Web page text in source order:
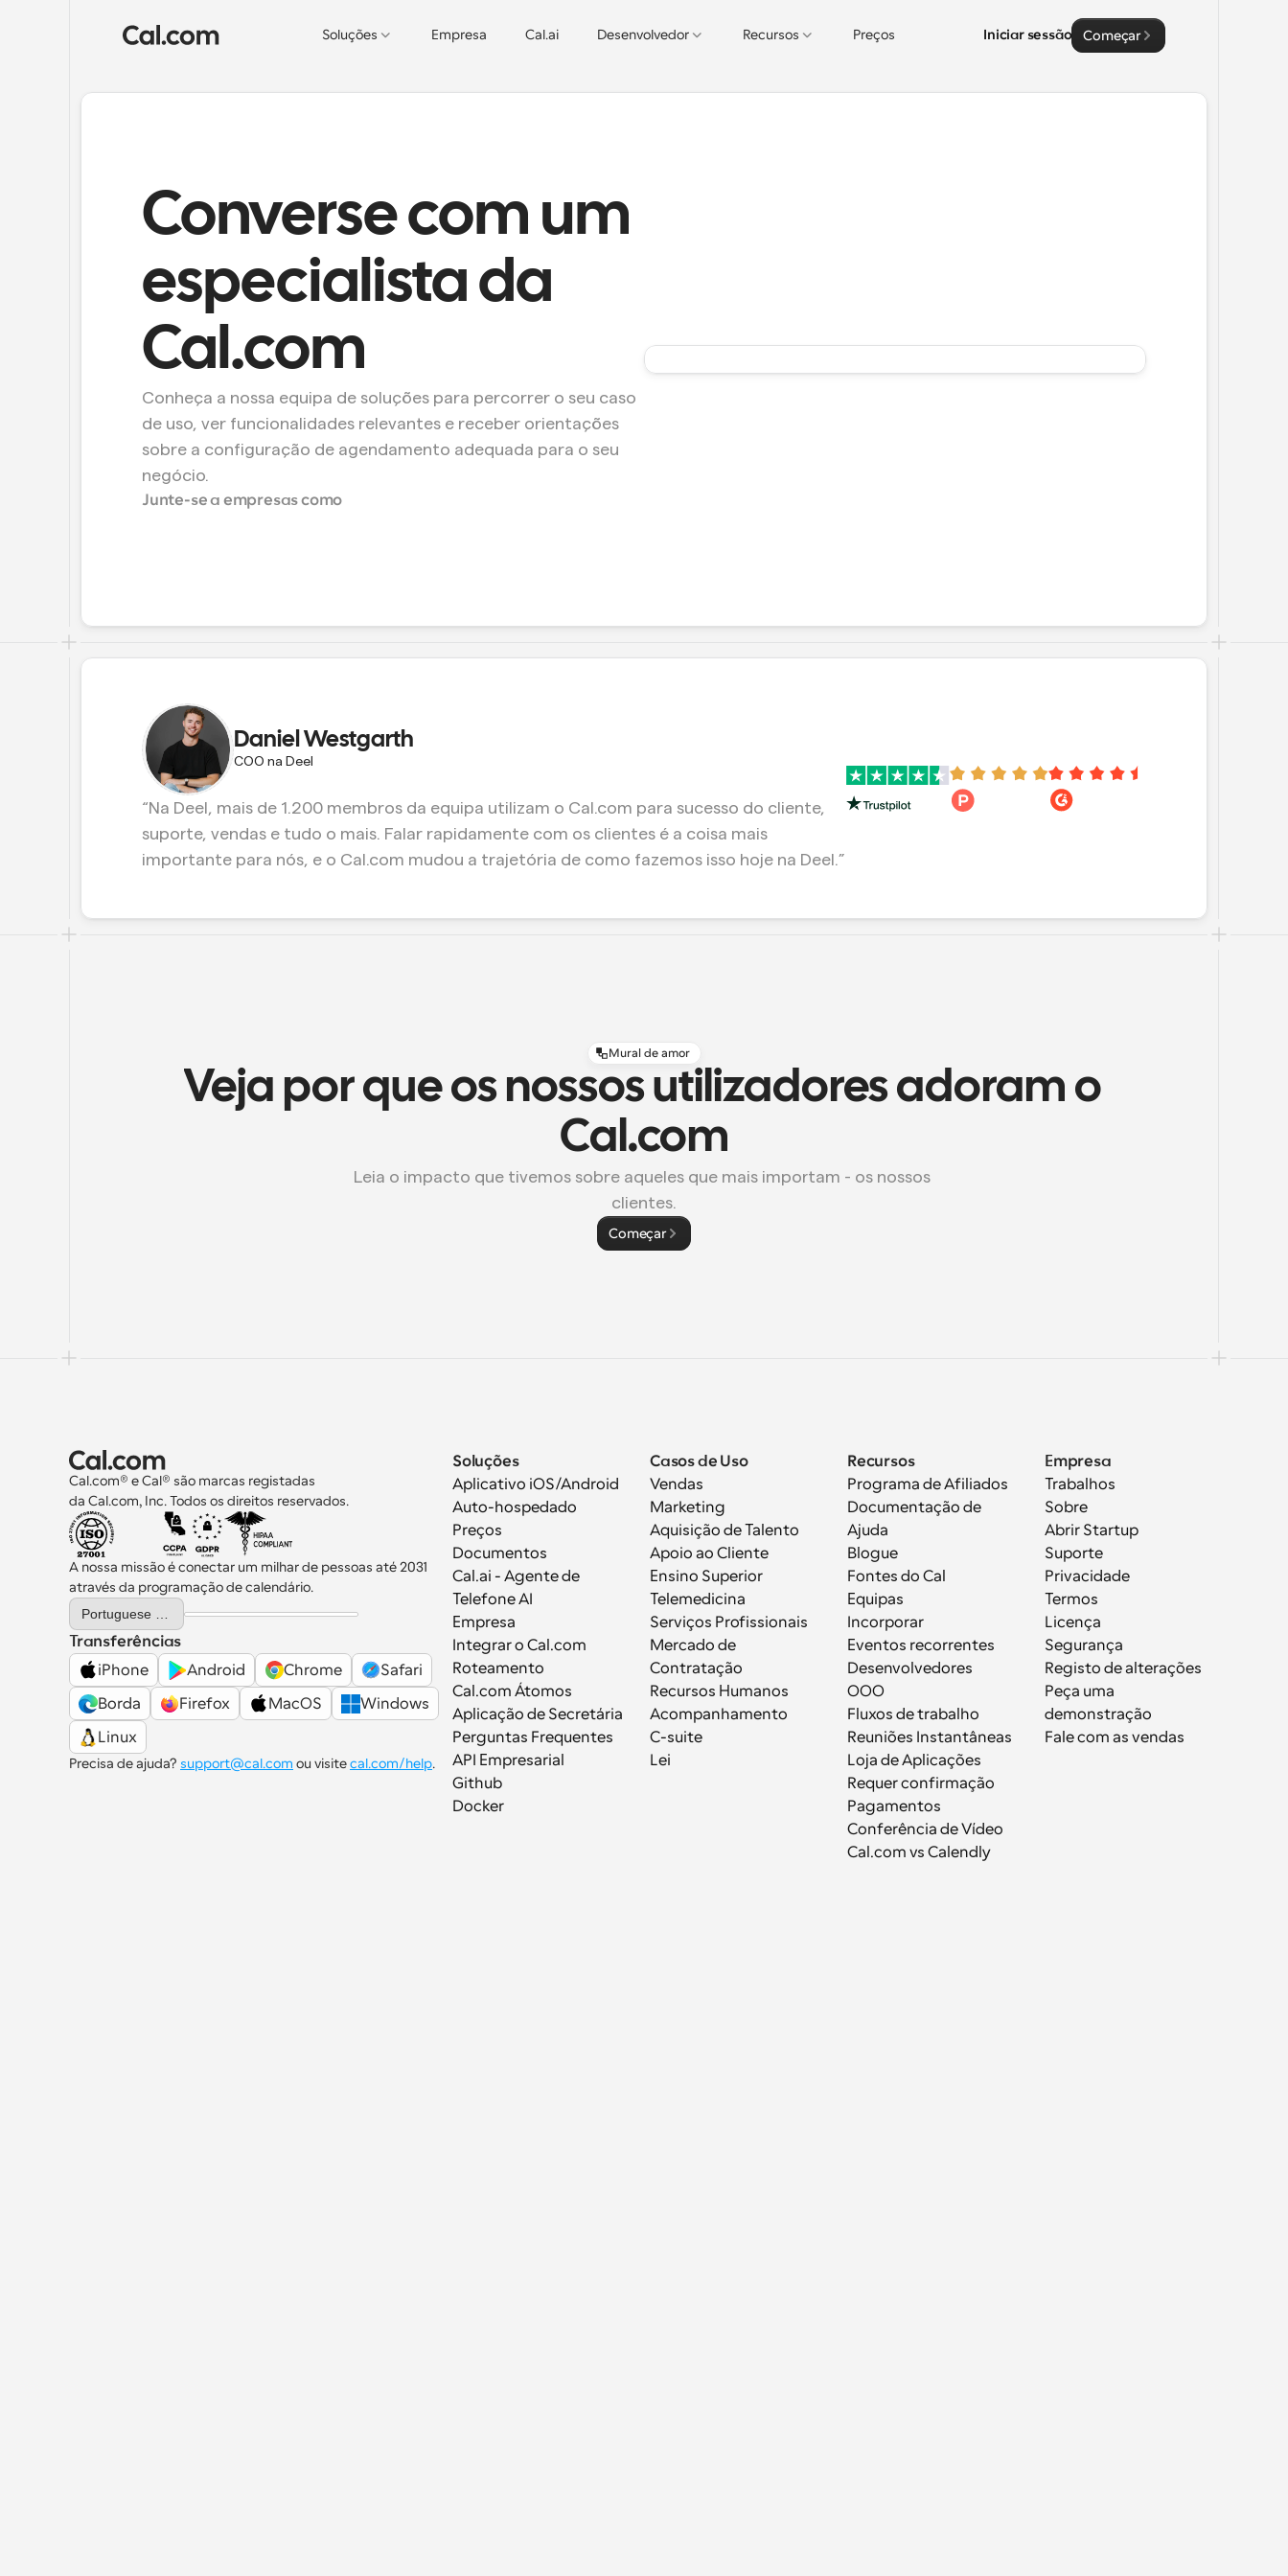
Soluções Empresa Cal.ai Desenvolvedor Recursos Preços Iniciar sessão Começar
Converse com um
especialista da
Cal.com
Conheça a nossa equipa de soluções para percorrer o seu caso
de uso, ver funcionalidades relevantes e receber orientações
sobre a configuração de agendamento adequada para o seu
negócio.
Junte-se a empresas como
Daniel Westgarth
COO na Deel
“Na Deel, mais de 1.200 membros da equipa utilizam o Cal.com para sucesso do cliente,
suporte, vendas e tudo o mais. Falar rapidamente com os clientes é a coisa mais
importante para nós, e o Cal.com mudou a trajetória de como fazemos isso hoje na Deel.”
Mural de amor
Veja por que os nossos utilizadores adoram o
Cal.com
Leia o impacto que tivemos sobre aqueles que mais importam - os nossos
clientes.
Começar
Cal.com® e Cal® são marcas registadas
da Cal.com, Inc. Todos os direitos reservados.
A nossa missão é conectar um milhar de pessoas até 2031
através da programação de calendário.
Select Language
Transferências
iPhone
Android Chrome
Safari
Borda
Firefox MacOS
Windows
Linux
Precisa de ajuda? support@cal.com ou visite cal.com/help.
Soluções
Aplicativo iOS/Android
Auto-hospedado
Preços
Documentos
Cal.ai - Agente de
Telefone AI
Empresa
Integrar o Cal.com
Roteamento
Cal.com Átomos
Aplicação de Secretária
Perguntas Frequentes
API Empresarial
Github
Docker
Casos de Uso
Vendas
Marketing
Aquisição de Talento
Apoio ao Cliente
Ensino Superior
Telemedicina
Serviços Profissionais
Mercado de
Contratação
Recursos Humanos
Acompanhamento
C-suite
Lei
Recursos
Programa de Afiliados
Documentação de
Ajuda
Blogue
Fontes do Cal
Equipas
Incorporar
Eventos recorrentes
Desenvolvedores
OOO
Fluxos de trabalho
Reuniões Instantâneas
Loja de Aplicações
Requer confirmação
Pagamentos
Conferência de Vídeo
Cal.com vs Calendly
Empresa
Trabalhos
Sobre
Abrir Startup
Suporte
Privacidade
Termos
Licença
Segurança
Registo de alterações
Peça uma
demonstração
Fale com as vendas